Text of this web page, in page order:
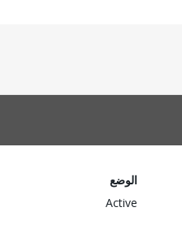
الوضع
Active